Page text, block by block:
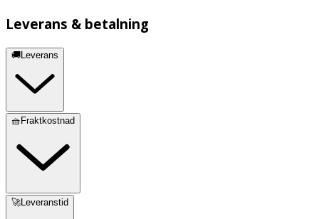
Leverans & betalning
🚚Leverans
🧺Fraktkostnad
🚀Leveranstid